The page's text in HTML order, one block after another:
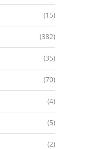
(15)
(382)
(35)
(70)
(4)
(5)
(2)